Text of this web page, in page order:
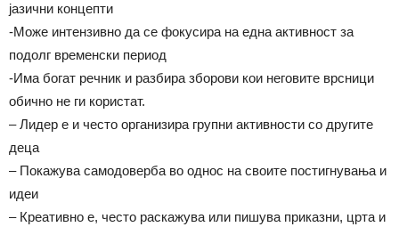
јазични концепти
-Може интензивно да се фокусира на една активност за
подолг временски период
-Има богат речник и разбира зборови кои неговите врсници
обично не ги користат.
– Лидер е и често организира групни активности со другите
деца
– Покажува самодоверба во однос на своите постигнувања и
идеи
– Креативно е, често раскажува или пишува приказни, црта и